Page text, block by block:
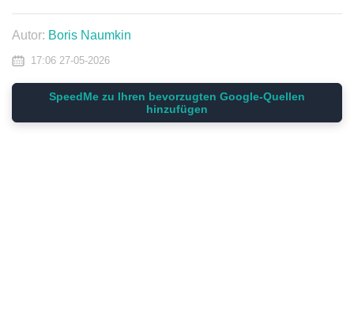
Autor: Boris Naumkin
17:06 27-05-2026
SpeedMe zu Ihren bevorzugten Google-Quellen
hinzufügen